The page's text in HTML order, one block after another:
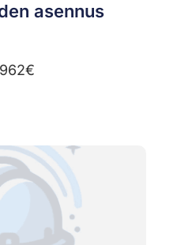
asennus